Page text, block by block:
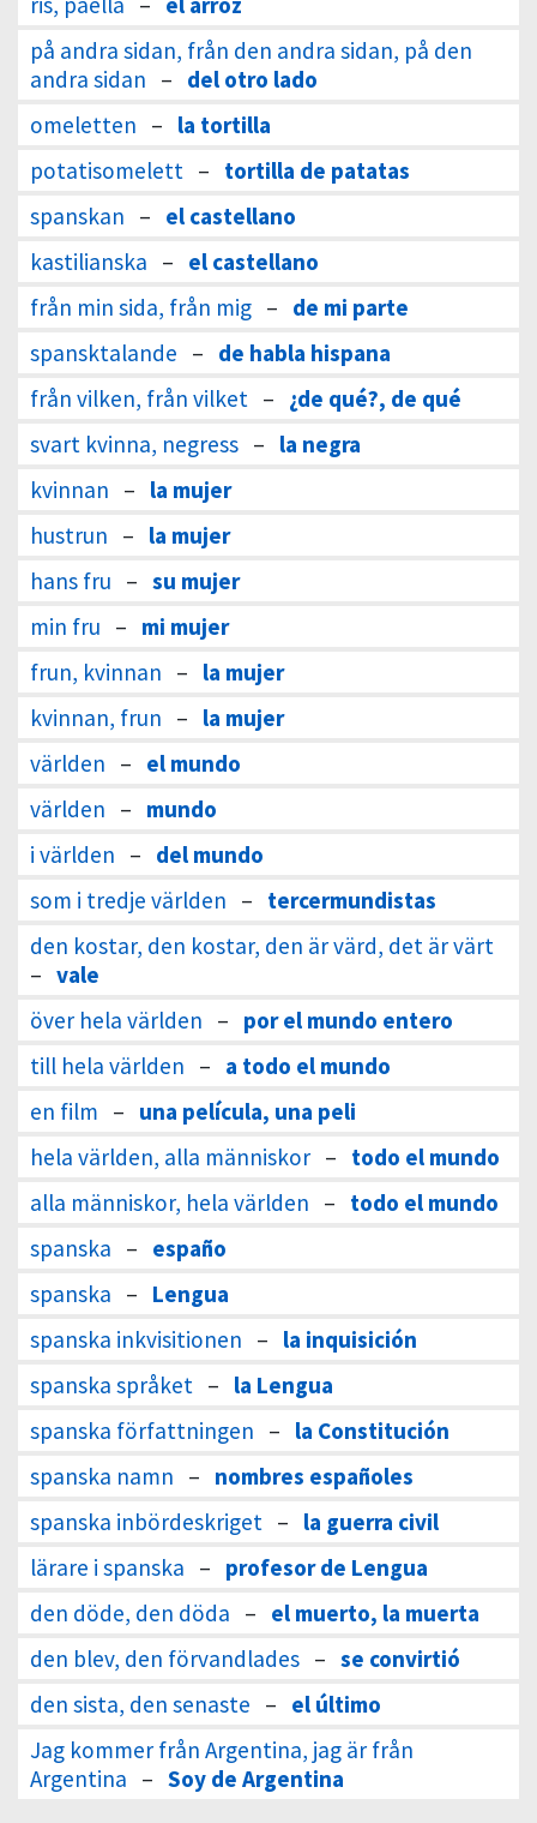
på andra sidan, från den andra sidan, på den
andra sidan – del otro lado
omeletten – la tortilla
potatisomelett – tortilla de patatas
spanskan – el castellano
kastilianska – el castellano
från min sida, från mig – de mi parte
spansktalande – de habla hispana
från vilken, från vilket – ¿de qué?, de qué
svart kvinna, negress – la negra
kvinnan – la mujer
hustrun – la mujer
hans fru – su mujer
min fru – mi mujer
frun, kvinnan – la mujer
kvinnan, frun – la mujer
världen – el mundo
världen – mundo
i världen – del mundo
som i tredje världen – tercermundistas
den kostar, den kostar, den är värd, det är värt
– vale
över hela världen – por el mundo entero
till hela världen – a todo el mundo
en film – una película, una peli
hela världen, alla människor – todo el mundo
alla människor, hela världen – todo el mundo
spanska – españo
spanska – Lengua
spanska inkvisitionen – la inquisición
spanska språket – la Lengua
spanska författningen – la Constitución
spanska namn – nombres españoles
spanska inbördeskriget – la guerra civil
lärare i spanska – profesor de Lengua
den döde, den döda – el muerto, la muerta
den blev, den förvandlades – se convirtió
den sista, den senaste – el último
Jag kommer från Argentina, jag är från
Argentina – Soy de Argentina